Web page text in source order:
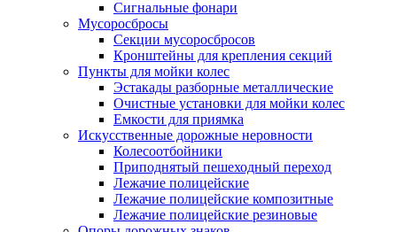
Сигнальные фонари
Мусоросбросы
Секции мусоросбросов
Кронштейны для крепления секций
Пункты для мойки колес
Эстакады разборные металлические
Очистные установки для мойки колес
Емкости для приямка
Искусственные дорожные неровности
Колесоотбойники
Приподнятый пешеходный переход
Лежачие полицейские
Лежачие полицейские композитные
Лежачие полицейские резиновые